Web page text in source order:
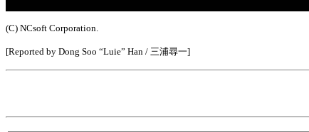
(C) NCsoft Corporation.
[Reported by Dong Soo “Luie” Han / 三浦尋一]